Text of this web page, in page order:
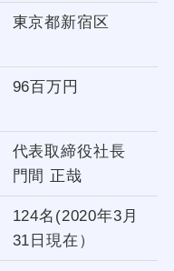
東京都新宿区
96百万円
代表取締役社長
門間 正哉
124名(2020年3月
31日現在）